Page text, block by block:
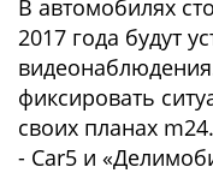
В автомобилях
2017 года будут
фиксировать
своих планах
- Car5 и